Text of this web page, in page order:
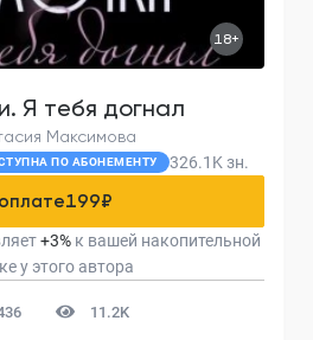
18+
Я тебя догнал
Максимова
ПО АБОНЕМЕНТУ 326.1K зн.
199₽
+3% к вашей накопительной
у этого автора
11.2K